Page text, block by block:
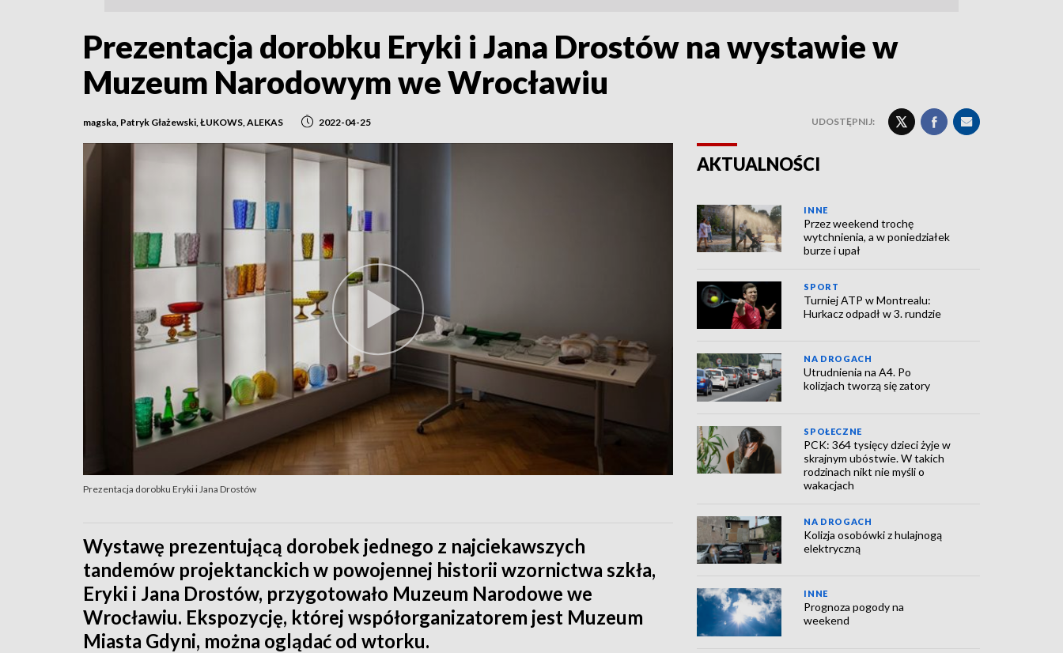
Prezentacja dorobku Eryki i Jana Drostów na wystawie w
Muzeum Narodowym we Wrocławiu
magska, Patryk Głażewski, ŁUKOWS, ALEKAS 2022-04-25 UDOSTĘPNIJ:
Prezentacja dorobku Eryki i Jana Drostów
Wystawę prezentującą dorobek jednego z najciekawszych
tandemów projektanckich w powojennej historii wzornictwa szkła,
Eryki i Jana Drostów, przygotowało Muzeum Narodowe we
Wrocławiu. Ekspozycję, której współorganizatorem jest Muzeum
Miasta Gdyni, można oglądać od wtorku.
AKTUALNOŚCI
INNE
Przez weekend trochę
wytchnienia, a w poniedziałek
burze i upał
SPORT
Turniej ATP w Montrealu:
Hurkacz odpadł w 3. rundzie
NA DROGACH
Utrudnienia na A4. Po
kolizjach tworzą się zatory
SPOŁECZNE
PCK: 364 tysięcy dzieci żyje w
skrajnym ubóstwie. W takich
rodzinach nikt nie myśli o
wakacjach
NA DROGACH
Kolizja osobówki z hulajnogą
elektryczną
INNE
Prognoza pogody na
weekend